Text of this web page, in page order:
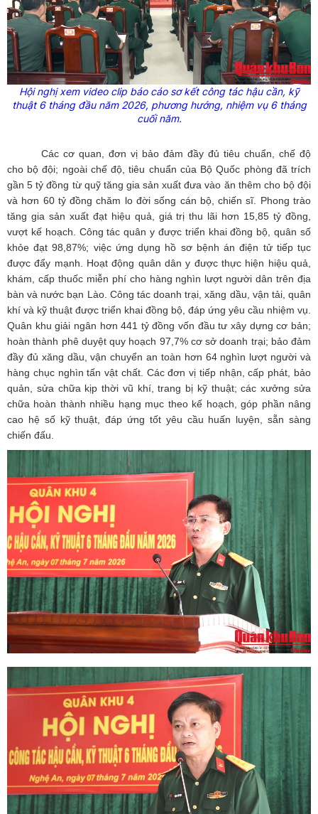
Hội nghị xem video clip báo cáo sơ kết công tác hậu cần, kỹ
thuật 6 tháng đầu năm 2026, phương hướng, nhiệm vụ 6 tháng
cuối năm.
Các cơ quan, đơn vị bảo đảm đầy đủ tiêu chuẩn, chế độ
cho bộ đội; ngoài chế độ, tiêu chuẩn của Bộ Quốc phòng đã trích
gần 5 tỷ đồng từ quỹ tăng gia sản xuất đưa vào ăn thêm cho bộ đội
và hơn 60 tỷ đồng chăm lo đời sống cán bộ, chiến sĩ. Phong trào
tăng gia sản xuất đạt hiệu quả, giá trị thu lãi hơn 15,85 tỷ đồng,
vượt kế hoạch. Công tác quân y được triển khai đồng bộ, quân số
khỏe đạt 98,87%; việc ứng dụng hồ sơ bệnh án điện tử tiếp tục
được đẩy mạnh. Hoạt động quân dân y được thực hiện hiệu quả,
khám, cấp thuốc miễn phí cho hàng nghìn lượt người dân trên địa
bàn và nước bạn Lào. Công tác doanh trại, xăng dầu, vận tải, quân
khí và kỹ thuật được triển khai đồng bộ, đáp ứng yêu cầu nhiệm vụ.
Quân khu giải ngân hơn 441 tỷ đồng vốn đầu tư xây dựng cơ bản;
hoàn thành phê duyệt quy hoạch 97,7% cơ sở doanh trại; bảo đảm
đầy đủ xăng dầu, vận chuyển an toàn hơn 64 nghìn lượt người và
hàng chục nghìn tấn vật chất. Các đơn vị tiếp nhận, cấp phát, bảo
quản, sửa chữa kịp thời vũ khí, trang bị kỹ thuật; các xưởng sửa
chữa hoàn thành nhiều hạng mục theo kế hoạch, góp phần nâng
cao hệ số kỹ thuật, đáp ứng tốt yêu cầu huấn luyện, sẵn sàng
chiến đấu.